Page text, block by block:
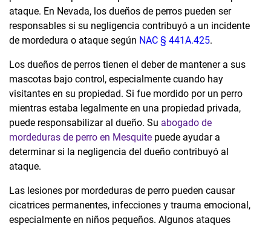
ataque. En Nevada, los dueños de perros pueden ser
responsables si su negligencia contribuyó a un incidente
de mordedura o ataque según NAC § 441A.425.
Los dueños de perros tienen el deber de mantener a sus
mascotas bajo control, especialmente cuando hay
visitantes en su propiedad. Si fue mordido por un perro
mientras estaba legalmente en una propiedad privada,
puede responsabilizar al dueño. Su abogado de
mordeduras de perro en Mesquite puede ayudar a
determinar si la negligencia del dueño contribuyó al
ataque.
Las lesiones por mordeduras de perro pueden causar
cicatrices permanentes, infecciones y trauma emocional,
especialmente en niños pequeños. Algunos ataques